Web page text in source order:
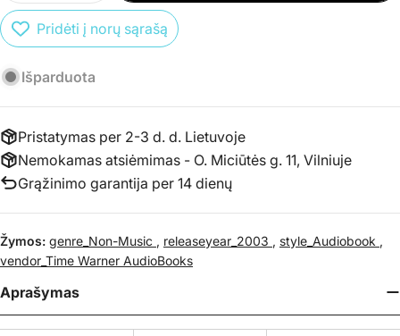
Pridėti į norų sąrašą
Išparduota
Pristatymas per 2-3 d. d. Lietuvoje
Nemokamas atsiėmimas - O. Miciūtės g. 11, Vilniuje
Grąžinimo garantija per 14 dienų
Žymos: genre_Non-Music , releaseyear_2003 , style_Audiobook ,
vendor_Time Warner AudioBooks
Aprašymas